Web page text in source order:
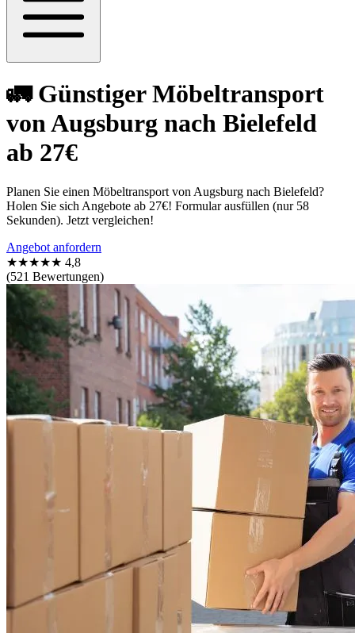
🚛 Günstiger Möbeltransport
von Augsburg nach Bielefeld
ab 27€
Planen Sie einen Möbeltransport von Augsburg nach Bielefeld?
Holen Sie sich Angebote ab 27€! Formular ausfüllen (nur 58
Sekunden). Jetzt vergleichen!
Angebot anfordern
★★★★★ 4,8
(521 Bewertungen)